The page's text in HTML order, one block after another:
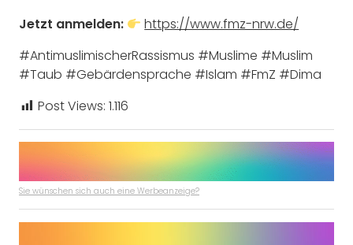
Jetzt anmelden:
https://www.fmz-nrw.de/
#AntimuslimischerRassismus #Muslime #Muslim
#Taub #Gebärdensprache #Islam #FmZ #Dima
Post Views: 1.116
Sie wünschen sich auch eine Werbeanzeige?